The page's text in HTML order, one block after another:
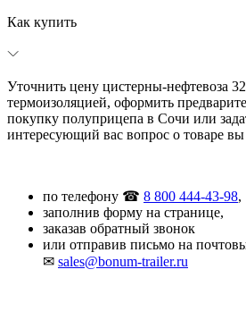
Как купить
Уточнить цену цистерны-нефтевоза
термоизоляцией, оформить
покупку полуприцепа в Сочи или
интересующий вас вопрос о товаре
по телефону ☎ 8 800 444-43-98,
заполнив форму на странице,
заказав обратный звонок
или отправив письмо на
✉ sales@bonum-trailer.ru